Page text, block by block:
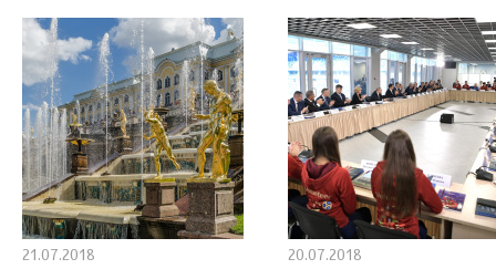
21.07.2018
20.07.2018